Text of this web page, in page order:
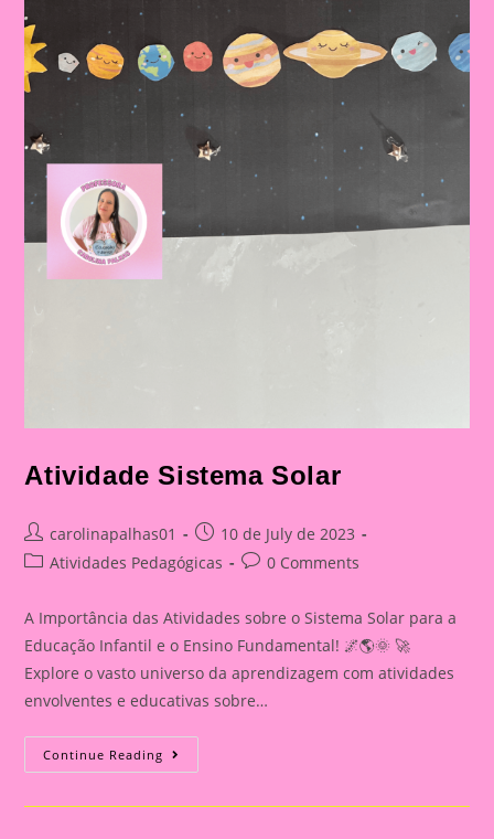
Atividade Sistema Solar
Post
author:
carolinapalhas01
Post
published:
10 de July de 2023
PostAtividades Pedagógicas
Post0 Comments
A Importância das Atividades sobre o Sistema Solar para a
Educação Infantil e o Ensino Fundamental! 🌌🌎🌞 🚀
Explore o vasto universo da aprendizagem com atividades
envolventes e educativas sobre…
Continue Reading Atividade
Sistema